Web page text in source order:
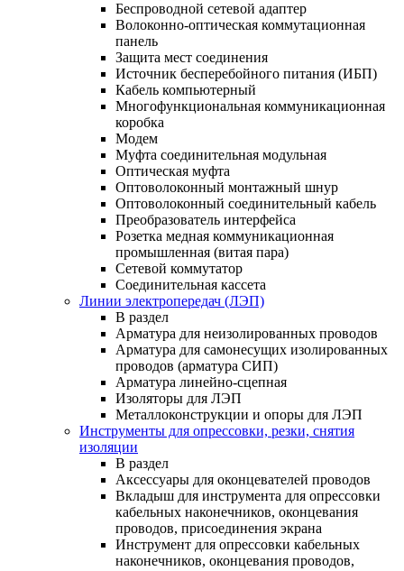
Беспроводной сетевой адаптер
Волоконно-оптическая коммутационная
панель
Защита мест соединения
Источник бесперебойного питания (ИБП)
Кабель компьютерный
Многофункциональная коммуникационная
коробка
Модем
Муфта соединительная модульная
Оптическая муфта
Оптоволоконный монтажный шнур
Оптоволоконный соединительный кабель
Преобразователь интерфейса
Розетка медная коммуникационная
промышленная (витая пара)
Сетевой коммутатор
Соединительная кассета
Линии электропередач (ЛЭП)
В раздел
Арматура для неизолированных проводов
Арматура для самонесущих изолированных
проводов (арматура СИП)
Арматура линейно-сцепная
Изоляторы для ЛЭП
Металлоконструкции и опоры для ЛЭП
Инструменты для опрессовки, резки, снятия
изоляции
В раздел
Аксессуары для оконцевателей проводов
Вкладыш для инструмента для опрессовки
кабельных наконечников, оконцевания
проводов, присоединения экрана
Инструмент для опрессовки кабельных
наконечников, оконцевания проводов,